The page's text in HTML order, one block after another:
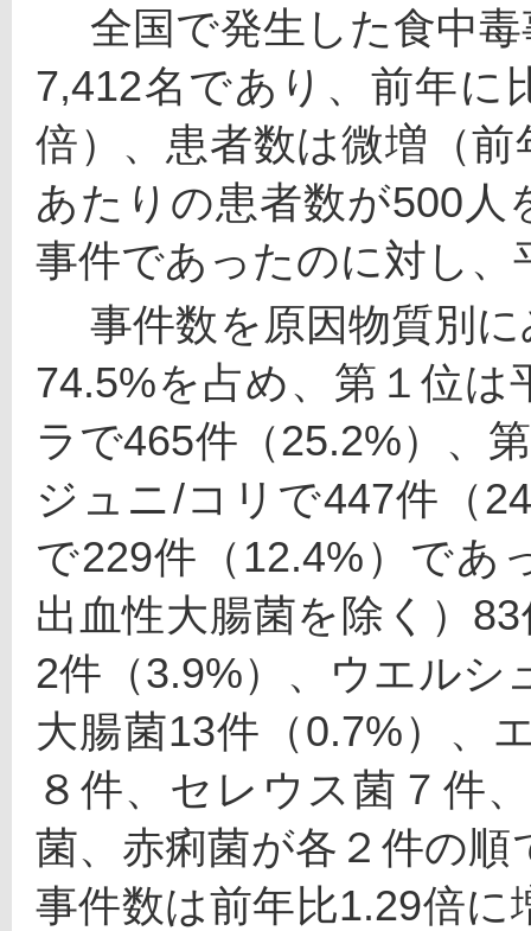
7,412名であり、前年に
倍）、患者数は微増（
あたりの患者数が500人
事件であったのに対し
74.5%を占め、第１位
ラで465件（25.2%）、
ジュニ/コリで447件（
で229件（12.4%）であ
出血性大腸菌を除く）
2件（3.9%）、ウエルシ
大腸菌13件（0.7%）、
８件、セレウス菌７件
菌、赤痢菌が各２件の
事件数は前年比1.29倍